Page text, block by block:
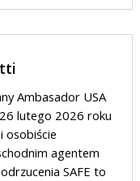
Ambasador USA
lutego 2026 roku
osobiście
agentem
SAFE to